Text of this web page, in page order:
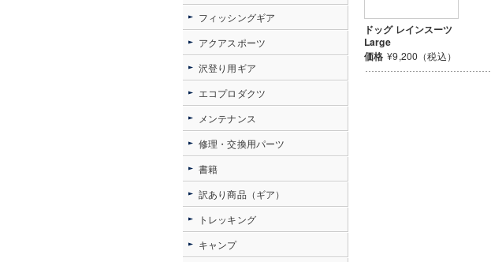
ドッグ レインスーツ
Large
価格 ¥9,200（税込）
フィッシングギア
アクアスポーツ
沢登り用ギア
エコプロダクツ
メンテナンス
修理・交換用パーツ
書籍
訳あり商品（ギア）
トレッキング
キャンプ